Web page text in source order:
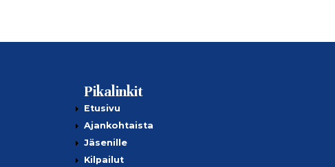
Pikalinkit
Etusivu
Ajankohtaista
Jäsenille
Kilpailut